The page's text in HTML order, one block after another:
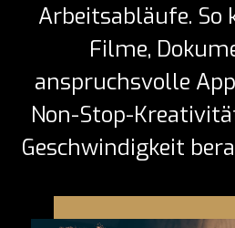
Arbeitsabläufe. So
Filme,
anspruchsvolle
Non-Stop-
Geschwindigkeit